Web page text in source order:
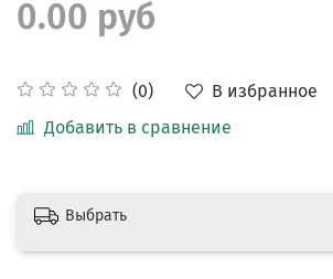
(0)
В избранное
Добавить в сравнение
0.00 руб
Выбрать